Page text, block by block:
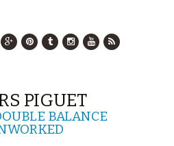
PIGUET
BALANCE